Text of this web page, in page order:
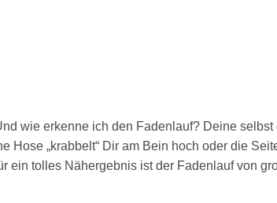
wie erkenne ich den Fadenlauf? Deine
Hose „krabbelt“ Dir am Bein hoch oder die
ein tolles Nähergebnis ist der Fadenlauf von